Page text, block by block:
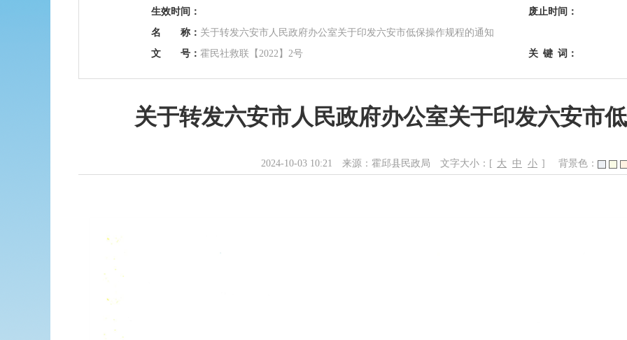
生效时间：
废止时间：
名 称： 关于转发六安市人民政府办公室关于印发六安市低保操作规程的通知
文 号： 霍民社救联【2022】2号 关 键 词：
关于转发六安市人民政府办公室关于印发六安市
2024-10-03 10:21 来源：霍邱县民政局 文字大小：[ 大 中 小 ] 背景色：